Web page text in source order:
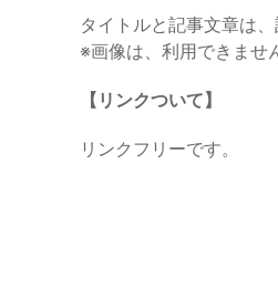
タイトルと記事文章は
※画像は、利用できませ
【リンクついて】
リンクフリーです。